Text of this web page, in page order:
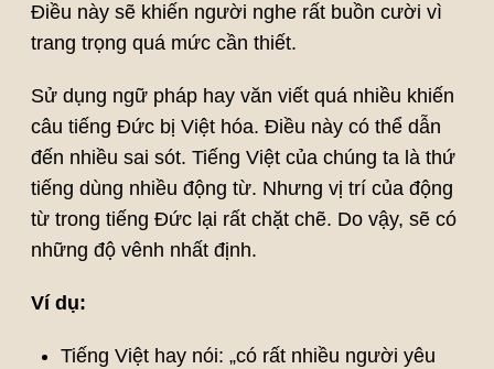
Điều này sẽ khiến người nghe rất buồn cười vì
trang trọng quá mức cần thiết.
Sử dụng ngữ pháp hay văn viết quá nhiều khiến
câu tiếng Đức bị Việt hóa. Điều này có thể dẫn
đến nhiều sai sót. Tiếng Việt của chúng ta là thứ
tiếng dùng nhiều động từ. Nhưng vị trí của động
từ trong tiếng Đức lại rất chặt chẽ. Do vậy, sẽ có
những độ vênh nhất định.
Ví dụ:
Tiếng Việt hay nói: „có rất nhiều người yêu